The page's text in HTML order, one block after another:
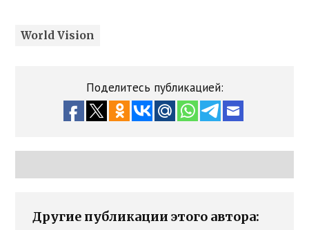
World Vision
Поделитесь публикацией:
Другие публикации этого автора: